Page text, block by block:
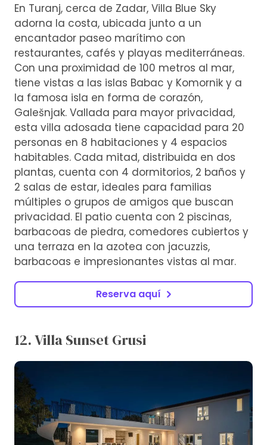
En Turanj, cerca de Zadar, Villa Blue Sky
adorna la costa, ubicada junto a un
encantador paseo marítimo con
restaurantes, cafés y playas mediterráneas.
Con una proximidad de 100 metros al mar,
tiene vistas a las islas Babac y Komornik y a
la famosa isla en forma de corazón,
Galešnjak. Vallada para mayor privacidad,
esta villa adosada tiene capacidad para 20
personas en 8 habitaciones y 4 espacios
habitables. Cada mitad, distribuida en dos
plantas, cuenta con 4 dormitorios, 2 baños y
2 salas de estar, ideales para familias
múltiples o grupos de amigos que buscan
privacidad. El patio cuenta con 2 piscinas,
barbacoas de piedra, comedores cubiertos y
una terraza en la azotea con jacuzzis,
barbacoas e impresionantes vistas al mar.
Reserva aquí
12. Villa Sunset Grusi